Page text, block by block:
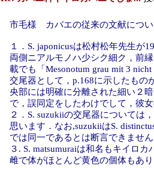
市毛様 カバエの従来の文献につい
１．S. japonicusは松村松年先生が
両側ニアルモノハ少シク細ク，前
載でも「Mesonotum grau mit 3
交尾器として，p.168に示したもの
央部には明確に分離された細い２
で，誤同定をしたわけでして，彼
２．S. suzukiiの交尾器については
思います．なお,suzukiiはS.
では同一であるとは断言できません
３. S. matsumuraiは和名もキイロ
雌で体がほとんど黄色の個体もあ